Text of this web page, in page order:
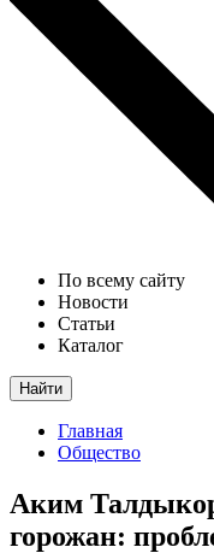
По всему сайту
Новости
Статьи
Каталог
Найти
Главная
Общество
Аким
горожан: